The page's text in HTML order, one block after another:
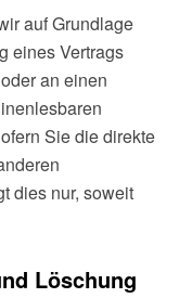
auf Grundlage
eines Vertrags
an einen
Sie die direkte
dies nur, soweit
Löschung